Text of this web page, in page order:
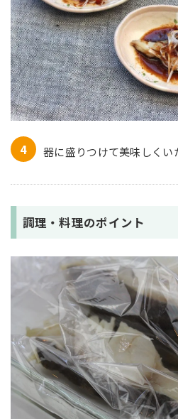
器に盛りつけて美味しくい
調理・料理のポイント